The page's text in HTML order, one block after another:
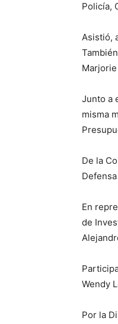
Policía,
Asistió,
Junto a
misma
De la
En
de
Wendy
Por la